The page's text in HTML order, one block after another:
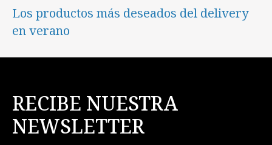
Los productos más deseados del delivery
en verano
RECIBE NUESTRA
NEWSLETTER